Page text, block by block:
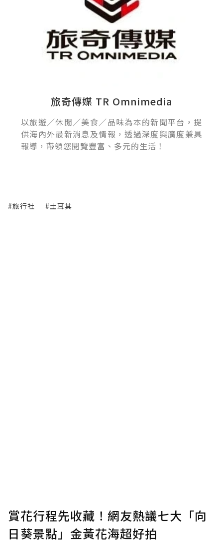
旅奇傳媒 TR Omnimedia
以旅遊／休閒／美食／品味為本的新聞平台，提
供海內外最新消息及情報，透過深度與廣度兼具
報導，帶領您閱覽豐富、多元的生活！
#旅行社 #土耳其
賞花行程先收藏！網友熱議七大「向
日葵景點」金黃花海超好拍